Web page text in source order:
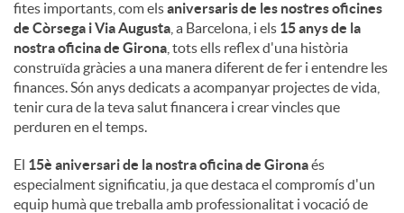
fites importants, com elsaniversaris de les nostres oficines
de Còrsega i Via Augusta , a Barcelona, ​​i els 15 anys de la
nostra oficina de Girona , tots ells reflex d'una història
construïda gràcies a una manera diferent de fer i entendre les
finances. Són anys dedicats a acompanyar projectes de vida,
tenir cura de la teva salut financera i crear vincles que
perduren en el temps.
El 15è aniversari de la nostra oficina de Gironaés
especialment significatiu, ja que destaca el compromís d'un
equip humà que treballa amb professionalitat i vocació de